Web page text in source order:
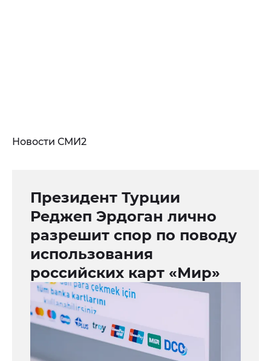
Новости СМИ2
Президент Турции
Реджеп Эрдоган лично
разрешит спор по поводу
использования
российских карт «Мир»